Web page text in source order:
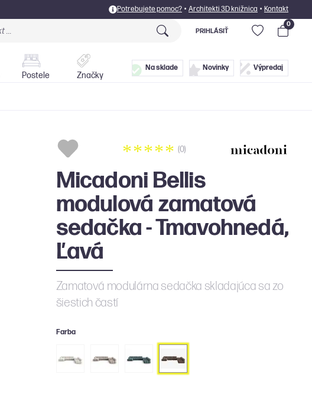
Potrebujete pomoc? • Architekti 3D knižnica • Kontakt
Svietidlá Doplnky Postele
PRIHLÁSIŤ
0
Postele Značky
Na sklade Novinky Výpredaj
(0)
Micadoni Bellis
modulová zamatová
sedačka - Tmavohnedá,
Ľavá
Zamatová modulárna sedačka skladajúca sa zo
šiestich častí
Farba